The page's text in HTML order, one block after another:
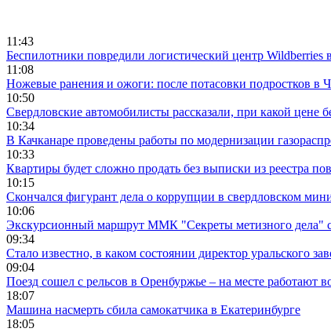
11:43
Беспилотники повредили логистический центр Wildberries
11:08
Ножевые ранения и ожоги: после потасовки подростков в
10:50
Свердловские автомобилисты рассказали, при какой цене
10:34
В Качканаре проведены работы по модернизации
10:33
Квартиры будет сложно продать без выписки из реестра
10:15
Скончался фигурант дела о коррупции в свердловском
10:06
Экскурсионный маршрут ММК "Секреты метизного дела"
09:34
Стало известно, в каком состоянии директор уральского
09:04
Поезд сошел с рельсов в Оренбуржье – на месте работают
18:07
Машина насмерть сбила самокатчика в Екатеринбурге
18:05